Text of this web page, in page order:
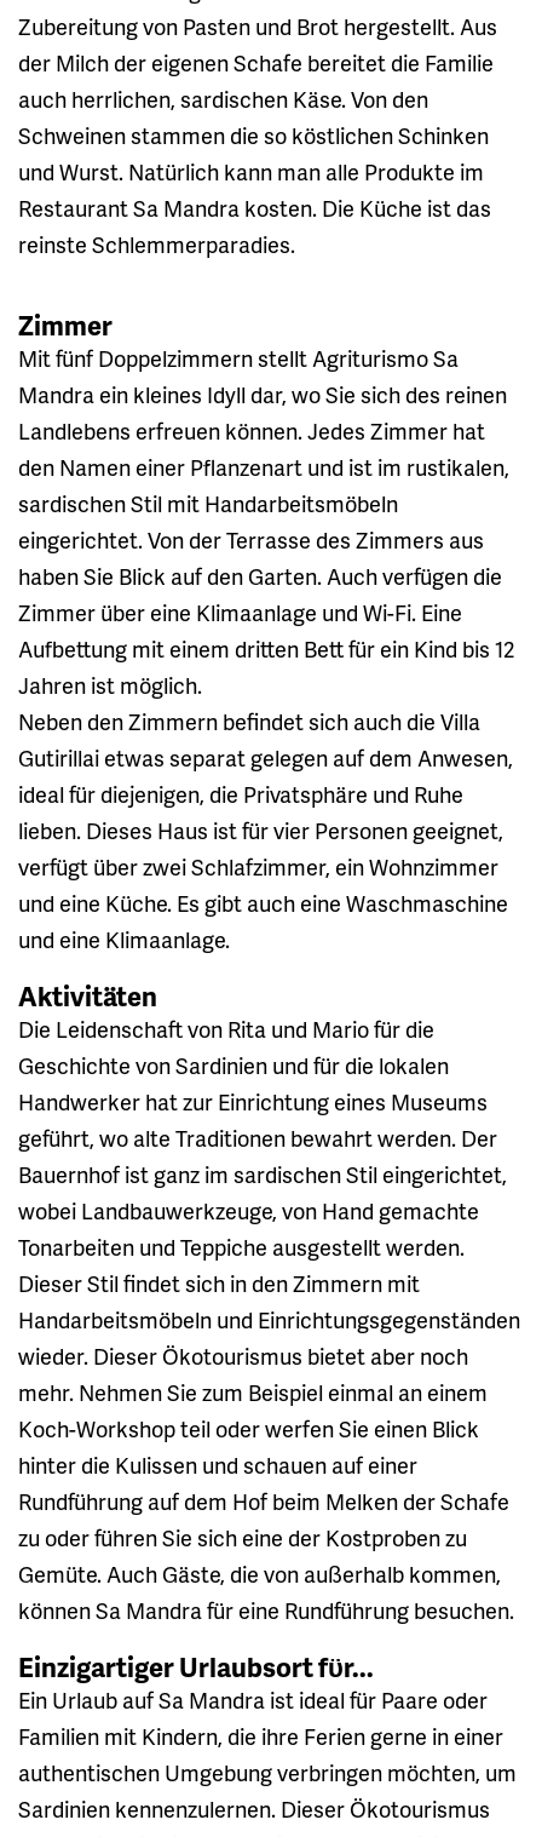
Zubereitung von Pasten und Brot hergestellt. Aus
der Milch der eigenen Schafe bereitet die Familie
auch herrlichen, sardischen Käse. Von den
Schweinen stammen die so köstlichen Schinken
und Wurst. Natürlich kann man alle Produkte im
Restaurant Sa Mandra kosten. Die Küche ist das
reinste Schlemmerparadies.
Zimmer
Mit fünf Doppelzimmern stellt Agriturismo Sa
Mandra ein kleines Idyll dar, wo Sie sich des reinen
Landlebens erfreuen können. Jedes Zimmer hat
den Namen einer Pflanzenart und ist im rustikalen,
sardischen Stil mit Handarbeitsmöbeln
eingerichtet. Von der Terrasse des Zimmers aus
haben Sie Blick auf den Garten. Auch verfügen die
Zimmer über eine Klimaanlage und Wi-Fi. Eine
Aufbettung mit einem dritten Bett für ein Kind bis 12
Jahren ist möglich.
Neben den Zimmern befindet sich auch die Villa
Gutirillai etwas separat gelegen auf dem Anwesen,
ideal für diejenigen, die Privatsphäre und Ruhe
lieben. Dieses Haus ist für vier Personen geeignet,
verfügt über zwei Schlafzimmer, ein Wohnzimmer
und eine Küche. Es gibt auch eine Waschmaschine
und eine Klimaanlage.
Aktivitäten
Die Leidenschaft von Rita und Mario für die
Geschichte von Sardinien und für die lokalen
Handwerker hat zur Einrichtung eines Museums
geführt, wo alte Traditionen bewahrt werden. Der
Bauernhof ist ganz im sardischen Stil eingerichtet,
wobei Landbauwerkzeuge, von Hand gemachte
Tonarbeiten und Teppiche ausgestellt werden.
Dieser Stil findet sich in den Zimmern mit
Handarbeitsmöbeln und Einrichtungsgegenständen
wieder. Dieser Ökotourismus bietet aber noch
mehr. Nehmen Sie zum Beispiel einmal an einem
Koch-Workshop teil oder werfen Sie einen Blick
hinter die Kulissen und schauen auf einer
Rundführung auf dem Hof beim Melken der Schafe
zu oder führen Sie sich eine der Kostproben zu
Gemüte. Auch Gäste, die von außerhalb kommen,
können Sa Mandra für eine Rundführung besuchen.
Einzigartiger Urlaubsort fϋr...
Ein Urlaub auf Sa Mandra ist ideal für Paare oder
Familien mit Kindern, die ihre Ferien gerne in einer
authentischen Umgebung verbringen möchten, um
Sardinien kennenzulernen. Dieser Ökotourismus